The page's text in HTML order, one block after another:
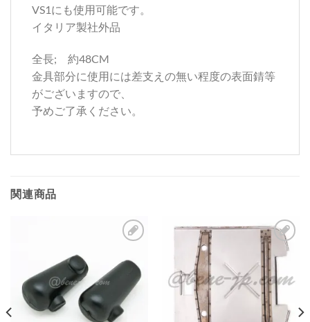
VS1にも使用可能です。
イタリア製社外品
全長; 約48CM
金具部分に使用には差支えの無い程度の表面錆等
がございますので、
予めご了承ください。
関連商品
入
お
気
に
入